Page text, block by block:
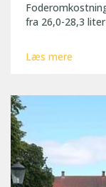
fra 26,0-28,3
Læs mere